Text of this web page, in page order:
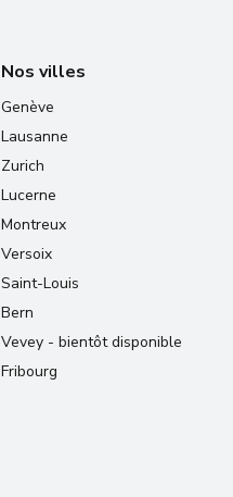
Nos villes
Genève
Lausanne
Zurich
Lucerne
Montreux
Versoix
Saint-Louis
Bern
Vevey - bientôt disponible
Fribourg